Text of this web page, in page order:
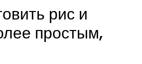
рис и
простым,